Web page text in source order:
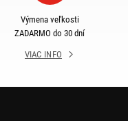
Výmena veľkosti
ZADARMO do 30 dní
VIAC INFO